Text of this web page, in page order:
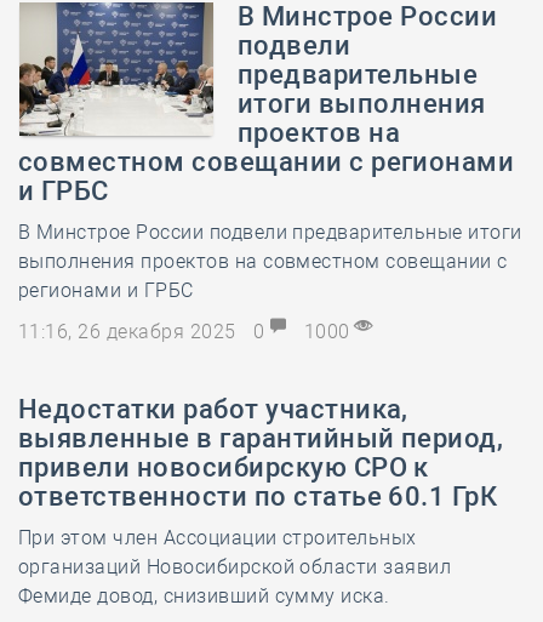
В Минстрое России
подвели
предварительные
итоги выполнения
проектов на
совместном совещании с регионами
и ГРБС
В Минстрое России подвели предварительные итоги
выполнения проектов на совместном совещании с
регионами и ГРБС
11:16, 26 декабря 2025
0 1000
Недостатки работ участника,
выявленные в гарантийный период,
привели новосибирскую СРО к
ответственности по статье 60.1 ГрК
При этом член Ассоциации строительных
организаций Новосибирской области заявил
Фемиде довод, снизивший сумму иска.